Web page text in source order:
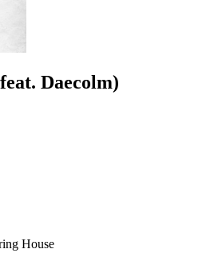
Daecolm)
House